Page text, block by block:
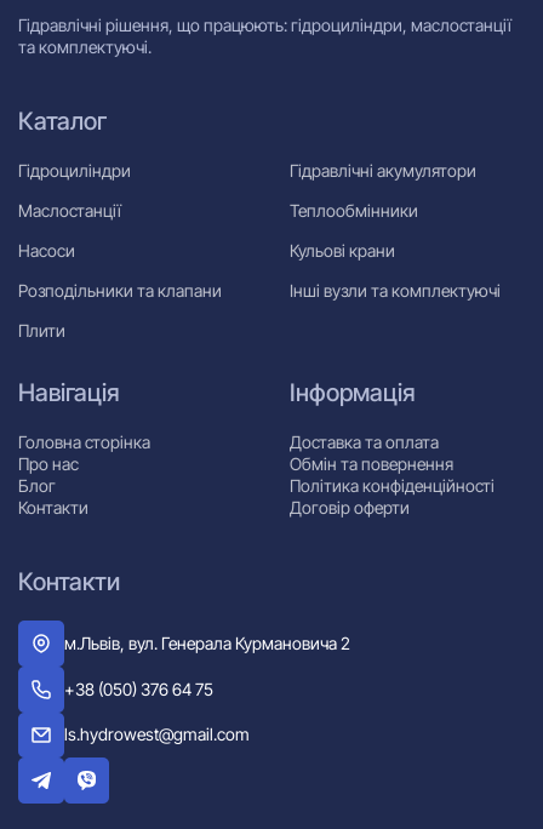
Гідравлічні рішення, що працюють: гідроциліндри, маслостанції
та комплектуючі.
Навігація
Головна сторінка
Про нас
Блог
Контакти
Каталог
Гідроциліндри
Маслостанції
Насоси
Розподільники та клапани
Плити
Гідравлічні акумулятори
Теплообмінники
Кульові крани
Інші вузли та комплектуючі
Інформація
Доставка та оплата
Обмін та повернення
Політика конфіденційності
Договір оферти
Контакти
м.Львів, вул. Генерала Курмановича 2
+38 (050) 376 64 75
ls.hydrowest@gmail.com